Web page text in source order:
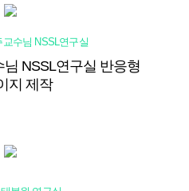
수님 NSSL연구실
NSSL연구실 반응형
지 제작